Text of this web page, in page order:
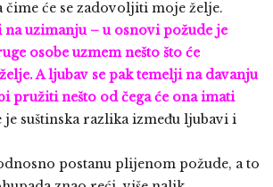
čime će se zadovoljiti moje želje.
na uzimanju – u osnovi požude je
osobe uzmem nešto što će
A ljubav se pak temelji na davanju
pružiti nešto od čega će ona imati
je suštinska razlika između ljubavi i
postanu plijenom požude, a to